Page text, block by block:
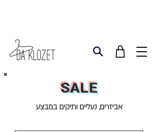
SALE
אביזרים, נעליים ותיקים במבצע